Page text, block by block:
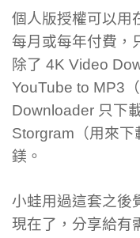
個人版授權可以用
每月或每年付費，
除了 4K Video
YouTube to MP3
Downloader 只下
Storgram（用來
鎂。
小蛙用過這套之後
現在了，分享給有